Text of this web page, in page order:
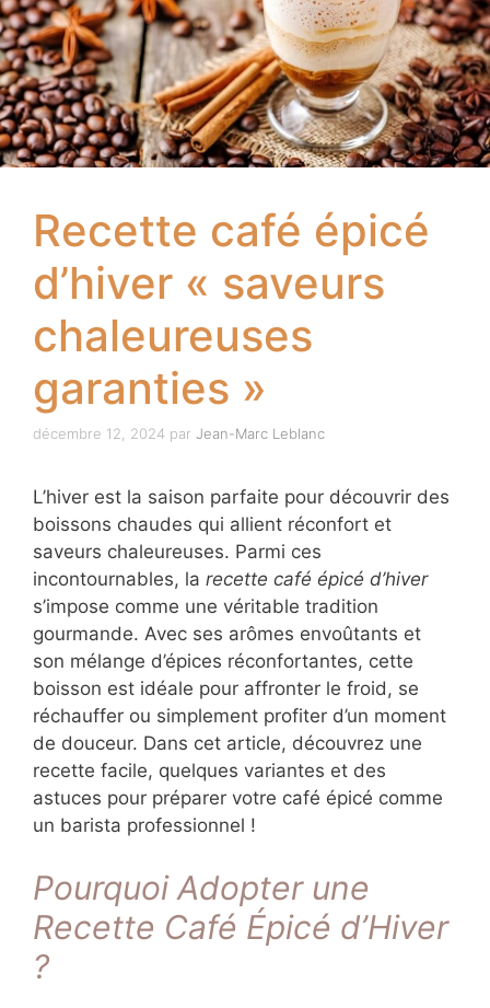
Recette café épicé
d’hiver « saveurs
chaleureuses
garanties »
décembre 12, 2024 par Jean-Marc Leblanc
L’hiver est la saison parfaite pour découvrir des
boissons chaudes qui allient réconfort et
saveurs chaleureuses. Parmi ces
incontournables, la recette café épicé d’hiver
s’impose comme une véritable tradition
gourmande. Avec ses arômes envoûtants et
son mélange d’épices réconfortantes, cette
boisson est idéale pour affronter le froid, se
réchauffer ou simplement profiter d’un moment
de douceur. Dans cet article, découvrez une
recette facile, quelques variantes et des
astuces pour préparer votre café épicé comme
un barista professionnel !
Pourquoi Adopter une
Recette Café Épicé d’Hiver
?